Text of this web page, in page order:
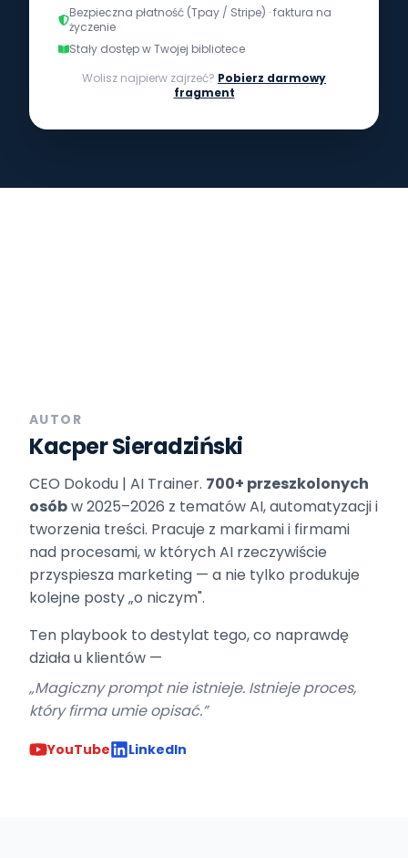
Bezpieczna płatność (Tpay / Stripe) · faktura na
życzenie
Stały dostęp w Twojej bibliotece
Wolisz najpierw zajrzeć? Pobierz darmowy
fragment
AUTOR
Kacper Sieradziński
CEO Dokodu | AI Trainer. 700+ przeszkolonych
osóbw 2025–2026 z tematów AI, automatyzacji i
tworzenia treści. Pracuje z markami i firmami
nad procesami, w których AI rzeczywiście
przyspiesza marketing — a nie tylko produkuje
kolejne posty „o niczym".
Ten playbook to destylat tego, co naprawdę
działa u klientów —
„Magiczny prompt nie istnieje. Istnieje proces,
który firma umie opisać.”
YouTube LinkedIn